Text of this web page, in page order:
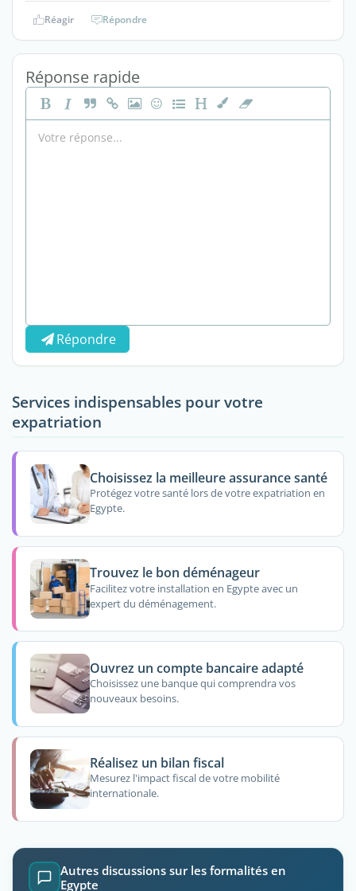
Réagir Répondre
Réponse rapide
Répondre
Services indispensables pour votre
expatriation
Choisissez la meilleure assurance santé
Protégez votre santé lors de votre expatriation en
Egypte.
Trouvez le bon déménageur
Facilitez votre installation en Egypte avec un
expert du déménagement.
Ouvrez un compte bancaire adapté
Choisissez une banque qui comprendra vos
nouveaux besoins.
Réalisez un bilan fiscal
Mesurez l'impact fiscal de votre mobilité
internationale.
Autres discussions sur les formalités en
Egypte